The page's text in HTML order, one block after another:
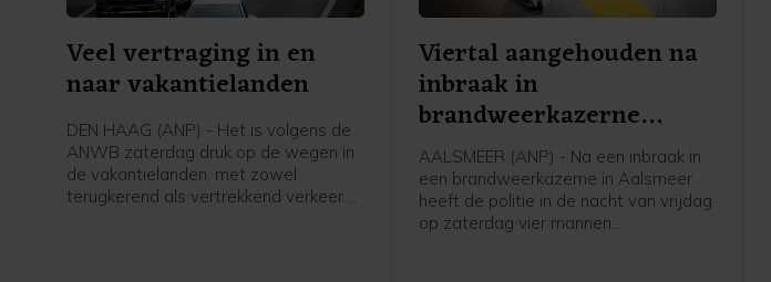
Veel vertraging in en
naar vakantielanden
DEN HAAG (ANP) - Het is volgens de
ANWB zaterdag druk op de wegen in
de vakantielanden, met zowel
terugkerend als vertrekkend verkeer.
Viertal aangehouden na
inbraak in
brandweerkazerne
Aalsmeer
AALSMEER (ANP) - Na een inbraak in
een brandweerkazerne in Aalsmeer
heeft de politie in de nacht van vrijdag
op zaterdag vier mannen